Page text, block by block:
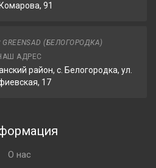
91
(БЕЛОГОРОДКА)
АДРЕС
район, с. Белогородка, ул.
17
О нас